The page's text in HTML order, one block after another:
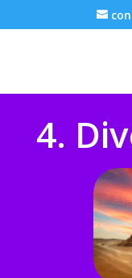
4.